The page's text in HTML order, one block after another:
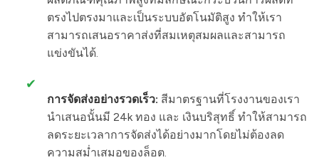
ตรงไปตรงมาและเป็นระบบอัตโนมัติสูง ทำให้เรา
สามารถเสนอราคาส่งที่สมเหตุสมผลและสามารถ
แข่งขันได้.
✔
การจัดส่งอย่างรวดเร็ว: สีมาตรฐานที่โรงงานของเรา
นำเสนอนั้นมี 24k ทอง และ เงินบริสุทธิ์ ทำให้สามารถ
ลดระยะเวลาการจัดส่งได้อย่างมากโดยไม่ต้องลด
ความสม่ำเสมอของล็อต.